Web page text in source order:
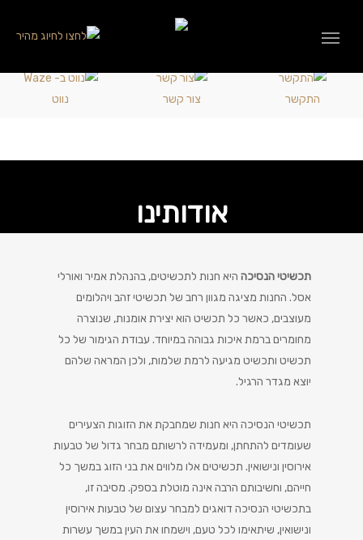
התקשר צור קשר נווט
אודותינו
תכשיטי הנסיכה היא חנות לתכשיטים, בהנהלת אמיר ואורלי
אסל. החנות מציגה מגוון רחב של תכשיטי זהב ויהלומים
מעוצבים, כאשר כל תכשיט הוא יצירת אומנות, שנוצרה
מחומרים ברמת איכות גבוהה במיוחד. עבודת הגימור של כל
תכשיט ותכשיט מגיעה לרמת שלמות, ולכן המראה שלהם
יוצא מגדר הרגיל.
תכשיטי הנסיכה היא חנות שמחבקת את הזוגות הצעירים
שעומדים להתחתן, ומעמידה לרשותם מבחר גדול של טבעות
אירוסין ונישואין. תכשיטים אלו מלווים את בני הזוג במשך כל
חייהם, וחשיבותם הרבה אינה מוטלת בספק. מסיבה זו,
בתכשיטי הנסיכה דואגים למבחר עצום של טבעות אירוסין
ונישואין, שיתאימו לכל טעם, וישמחו את העין במשך עשרות